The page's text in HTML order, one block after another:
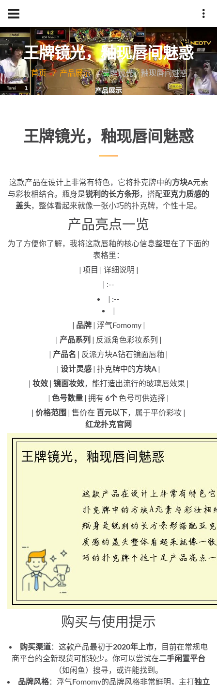
王牌镜光，釉现唇间魅惑
首页 产品展示 王牌镜光，釉现唇间魅惑
王牌镜光，釉现唇间魅惑
这款产品在设计上非常有特色，它将扑克牌中的方块A元素
与彩妆相结合。瓶身是锐利的长方条形，搭配亚克力质感的
盖头，整体看起来就像一张小巧的扑克牌，个性十足。
产品亮点一览
为了方便你了解，我将这款唇釉的核心信息整理在了下面的
表格里：
| 项目 | 详细说明 |
| :--
| :--
|
| 品牌| 浮气Fomomy |
| 产品系列 | 反派角色彩妆系列 |
| 产品名 | 反派方块A钻石镜面唇釉 |
| 设计灵感 | 扑克牌中的方块A |
| 妆效| 镜面妆效，能打造出流行的玻璃唇效果 |
| 色号数量 | 拥有 6个色号可供选择 |
| 价格范围 | 售价在 百元以下，属于平价彩妆 |
红龙扑克官网
购买与使用提示
购买渠道：这款产品最初于2020年上市，目前在常规电
商平台的全新现货可能较少。你可以尝试在二手闲置平台
（如闲鱼）搜寻，或许能找到。
品牌风格：浮气Fomomy的品牌风格非常鲜明，主打独立